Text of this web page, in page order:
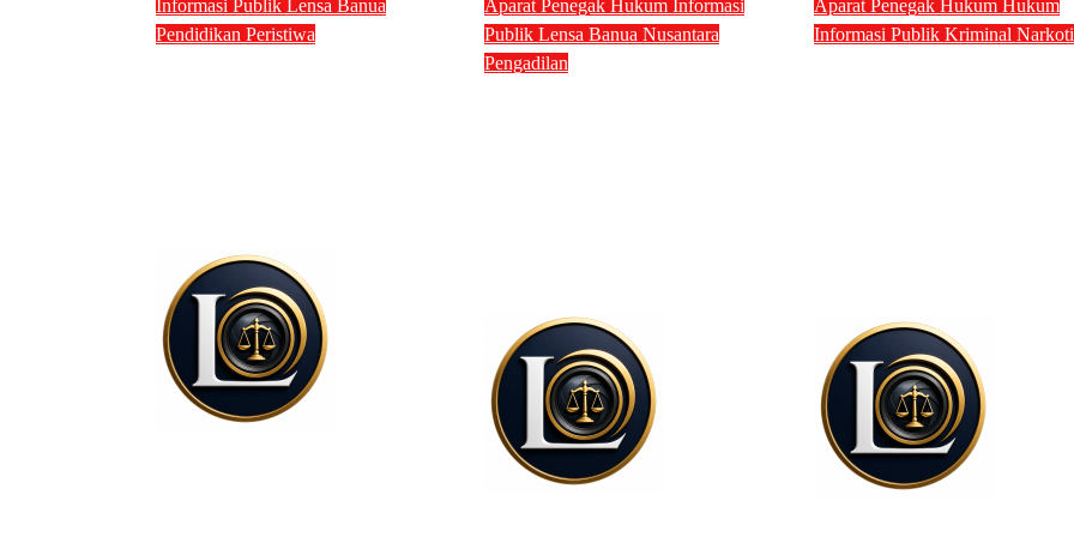
Informasi Publik Lensa Banua
Pendidikan Peristiwa
Aparat Penegak HukumInformasi
PublikLensa BanuaNusantara
Pengadilan
Aparat Penegak Hukum Hukum
Informasi Publik Kriminal